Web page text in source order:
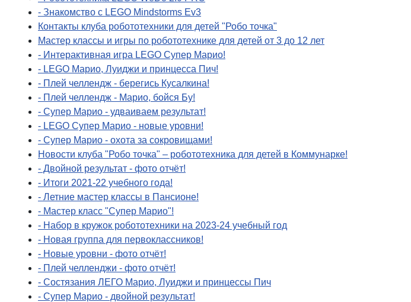
- Знакомство с LEGO Mindstorms Ev3
Контакты клуба робототехники для детей "Робо точка"
Мастер классы и игры по робототехнике для детей от 3 до 12 лет
- Интерактивная игра LEGO Супер Марио!
- LEGO Марио, Луиджи и принцесса Пич!
- Плей челлендж - берегись Кусалкина!
- Плей челлендж - Марио, бойся Бу!
- Супер Марио - удваиваем результат!
- LEGO Супер Марио - новые уровни!
- Супер Марио - охота за сокровищами!
Новости клуба "Робо точка" – робототехника для детей в Коммунарке!
- Двойной результат - фото отчёт!
- Итоги 2021-22 учебного года!
- Летние мастер классы в Пансионе!
- Мастер класс "Супер Марио"!
- Набор в кружок робототехники на 2023-24 учебный год
- Новая группа для первоклассников!
- Новые уровни - фото отчёт!
- Плей челленджи - фото отчёт!
- Состязания ЛЕГО Марио, Луиджи и принцессы Пич
- Супер Марио - двойной результат!